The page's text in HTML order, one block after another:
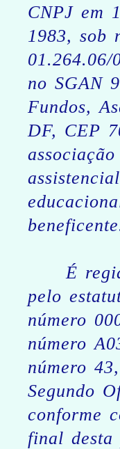
CNPJ em
1983, sob
01.264.06/
no SGAN
Fundos,
DF, CEP
É
pelo
número
número
número
Segundo
conforme
final desta